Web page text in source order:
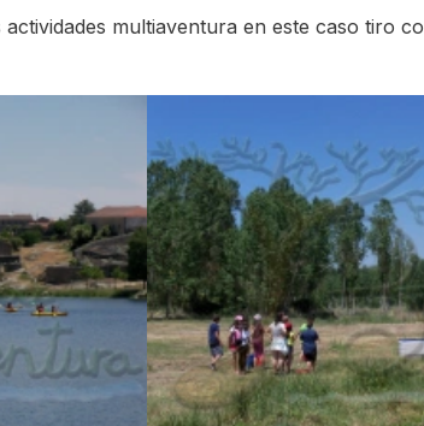
multiaventura en este caso tiro